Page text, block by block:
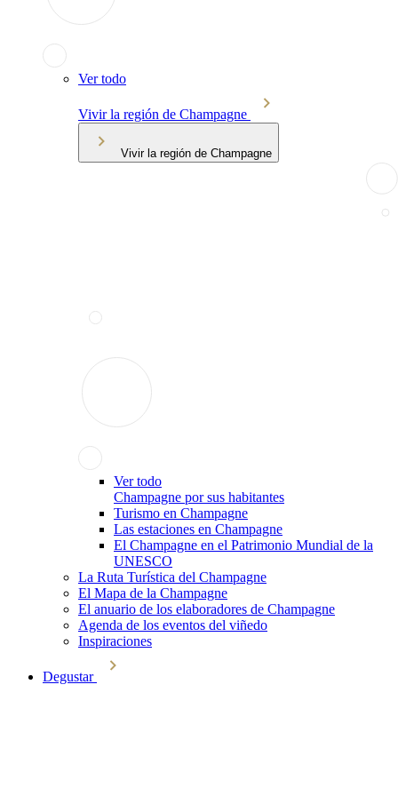
Ver todo
Vivir la región de Champagne
Vivir la región de Champagne
Ver todo
Champagne por sus habitantes
Turismo en Champagne
Las estaciones en Champagne
El Champagne en el Patrimonio Mundial de la
UNESCO
La Ruta Turística del Champagne
El Mapa de la Champagne
El anuario de los elaboradores de Champagne
Agenda de los eventos del viñedo
Inspiraciones
Degustar